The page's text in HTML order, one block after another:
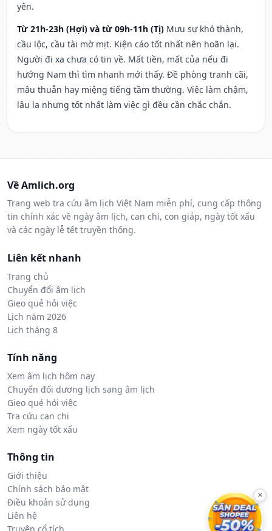
yên.
Từ 21h-23h (Hợi) và từ 09h-11h (Tị) Mưu sự khó thành,
cầu lộc, cầu tài mờ mịt. Kiện cáo tốt nhất nên hoãn lại.
Người đi xa chưa có tin về. Mất tiền, mất của nếu đi
hướng Nam thì tìm nhanh mới thấy. Đề phòng tranh cãi,
mâu thuẫn hay miệng tiếng tầm thường. Việc làm chậm,
lâu la nhưng tốt nhất làm việc gì đều cần chắc chắn.
Về Amlich.org
Trang web tra cứu âm lịch Việt Nam miễn phí, cung cấp thông
tin chính xác về ngày âm lịch, can chi, con giáp, ngày tốt xấu
và các ngày lễ tết truyền thống.
Liên kết nhanh
Trang chủ
Chuyển đổi âm lịch
Gieo quẻ hỏi việc
Lịch năm 2026
Lịch tháng 8
Tính năng
Xem âm lịch hôm nay
Chuyển đổi dương lịch sang âm lịch
Gieo quẻ hỏi việc
Tra cứu can chi
Xem ngày tốt xấu
Thông tin
Giới thiệu
Chính sách bảo mật
Điều khoản sử dụng
Liên hệ
×